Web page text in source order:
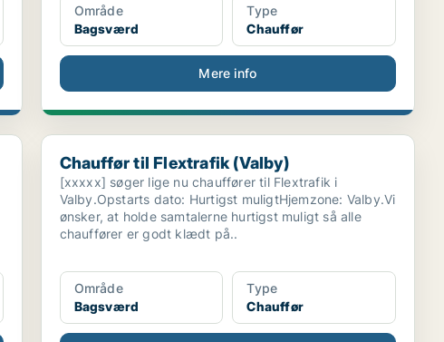
Område
Bagsværd
Type
Chauffør
Mere info
Chauffør til Flextrafik (Valby)
Chauffør til Flextrafik (Valby)
[xxxxx] søger lige nu chauffører til Flextrafik i
Valby.Opstarts dato: Hurtigst muligtHjemzone: Valby.Vi
ønsker, at holde samtalerne hurtigst muligt så alle
chauffører er godt klædt på..
Område
Bagsværd
Type
Chauffør